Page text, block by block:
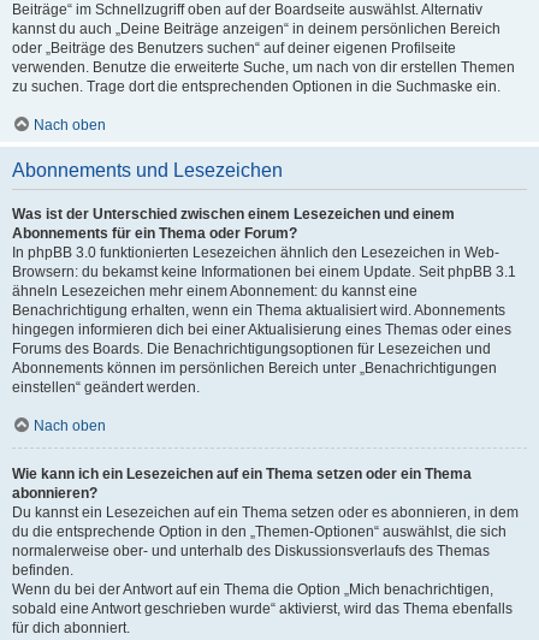
Beiträge“ im Schnellzugriff oben auf der Boardseite auswählst. Alternativ
kannst du auch „Deine Beiträge anzeigen“ in deinem persönlichen Bereich
oder „Beiträge des Benutzers suchen“ auf deiner eigenen Profilseite
verwenden. Benutze die erweiterte Suche, um nach von dir erstellen Themen
zu suchen. Trage dort die entsprechenden Optionen in die Suchmaske ein.
Nach oben
Abonnements und Lesezeichen
Was ist der Unterschied zwischen einem Lesezeichen und einem
Abonnements für ein Thema oder Forum?
In phpBB 3.0 funktionierten Lesezeichen ähnlich den Lesezeichen in Web-
Browsern: du bekamst keine Informationen bei einem Update. Seit phpBB 3.1
ähneln Lesezeichen mehr einem Abonnement: du kannst eine
Benachrichtigung erhalten, wenn ein Thema aktualisiert wird. Abonnements
hingegen informieren dich bei einer Aktualisierung eines Themas oder eines
Forums des Boards. Die Benachrichtigungsoptionen für Lesezeichen und
Abonnements können im persönlichen Bereich unter „Benachrichtigungen
einstellen“ geändert werden.
Nach oben
Wie kann ich ein Lesezeichen auf ein Thema setzen oder ein Thema
abonnieren?
Du kannst ein Lesezeichen auf ein Thema setzen oder es abonnieren, in dem
du die entsprechende Option in den „Themen-Optionen“ auswählst, die sich
normalerweise ober- und unterhalb des Diskussionsverlaufs des Themas
befinden.
Wenn du bei der Antwort auf ein Thema die Option „Mich benachrichtigen,
sobald eine Antwort geschrieben wurde“ aktivierst, wird das Thema ebenfalls
für dich abonniert.